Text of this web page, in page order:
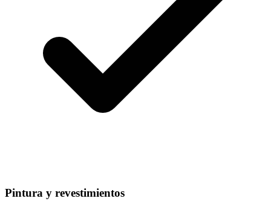
Pintura y revestimientos